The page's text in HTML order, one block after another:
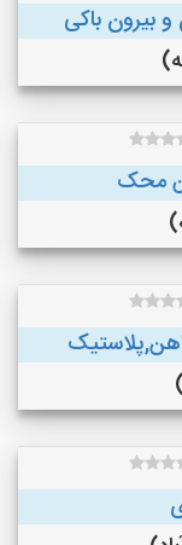
بیرون باکی
محک